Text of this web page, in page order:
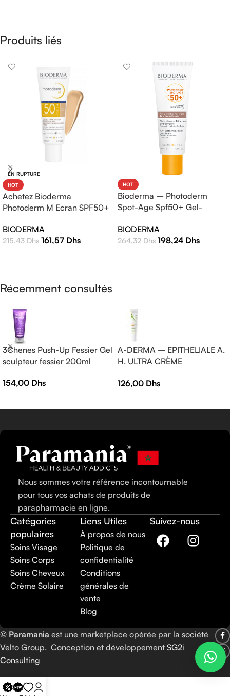
Produits liés
EN RUPTURE
HOT
Achetez Bioderma
Photoderm M Ecran SPF50+
Protection Solaire Haute
Efficacité
BIODERMA
215,43Dhs 161,57 Dhs
HOT
Bioderma – Photoderm
Spot-Age Spf50+ Gel-
BIODERMA
264,32Dhs 198,24 Dhs
Récemment consultés
3Chenes Push-Up Fessier Gel
sculpteur fessier 200ml
154,00 Dhs
A-DERMA – EPITHELIALE A.
H. ULTRA CRÈME
— Crème réparatrice —
126,00 Dhs
Nous sommes votre référence incontournable
pour tous vos achats de produits de
parapharmacie en ligne.
Catégories
populaires
Soins Visage
Soins Corps
Soins Cheveux
Crème Solaire
Liens Utiles
À propos de nous
Politique de
confidentialité
Conditions
générales de
vente
Blog
Suivez-nous
© Paramania est une marketplace opérée par la société
Velto Group. Conception et développement SG2i
Consulting